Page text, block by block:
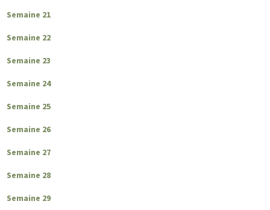
Semaine 21
Semaine 22
Semaine 23
Semaine 24
Semaine 25
Semaine 26
Semaine 27
Semaine 28
Semaine 29